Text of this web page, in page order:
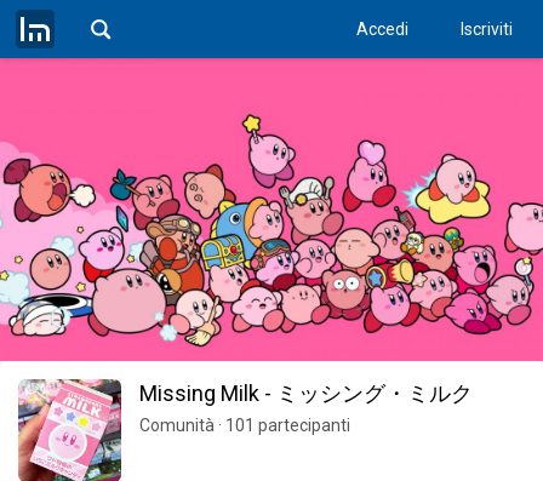
Accedi Iscriviti
Missing Milk - ミッシング・ミルク
Comunità · 101 partecipanti